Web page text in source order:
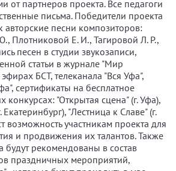
от партнеров проекта. Все педагоги
письма. Победители проекта
авторские песни композиторов:
Плотниковой Е. И., Тагировой Л. Р.,
песен в студии звукозаписи,
статьи в журнале "Мир
эфирах БСТ, телеканала "Вся Уфа",
сертификаты на бесплатное
конкурсах: "Открытая сцена" (г. Уфа),
Екатеринбург), "Лестница к Славе" (г.
возможность участникам проекта для
и продвижения их талантов. Также
будут рекомендованы в состав
праздничных мероприятий,